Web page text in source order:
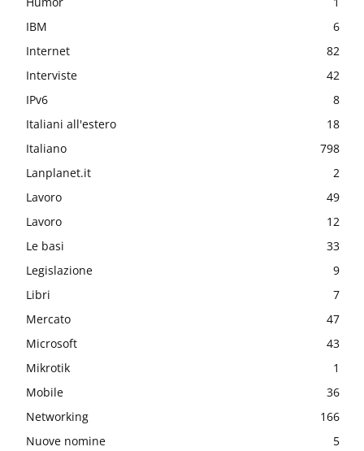
IBM
6
Internet
82
Interviste
42
IPv6
8
Italiani all'estero
18
Italiano
798
Lanplanet.it
2
Lavoro
49
Lavoro
12
Le basi
33
Legislazione
9
Libri
7
Mercato
47
Microsoft
43
Mikrotik
1
Mobile
36
Networking
166
Nuove nomine
5